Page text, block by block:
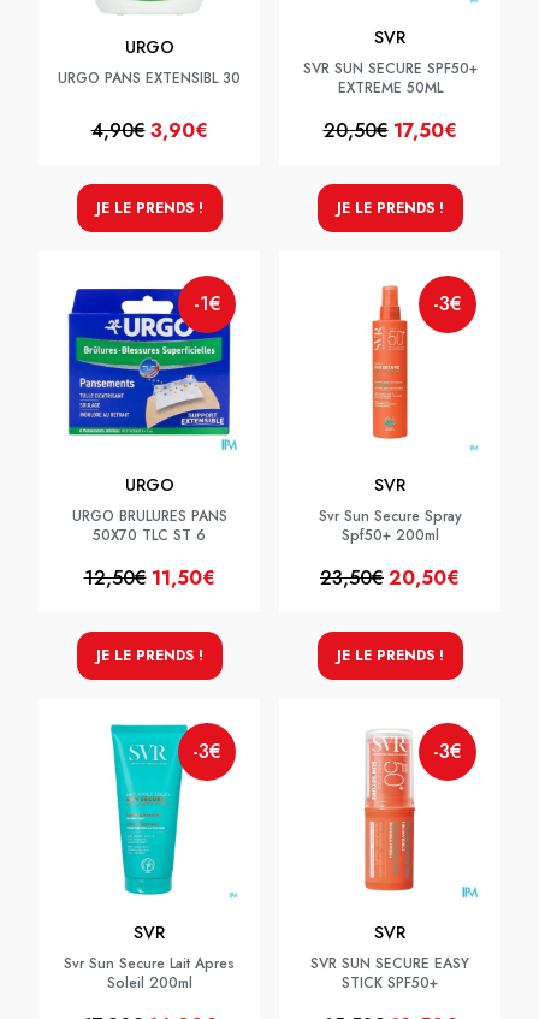
URGO
URGO PANS EXTENSIBL 30
4,90€3,90€
JE LE PRENDS !
SVR
SVR SUN SECURE SPF50+
EXTREME 50ML
20,50€ 17,50€
JE LE PRENDS !
-1€
URGO
URGO BRULURES PANS
50X70 TLC ST 6
12,50€ 11,50€
JE LE PRENDS !
-3€
SVR
Svr Sun Secure Spray
Spf50+ 200ml
23,50€20,50€
JE LE PRENDS !
-3€
SVR
Svr Sun Secure Lait Apres
Soleil 200ml
-3€
SVR
SVR SUN SECURE EASY
STICK SPF50+